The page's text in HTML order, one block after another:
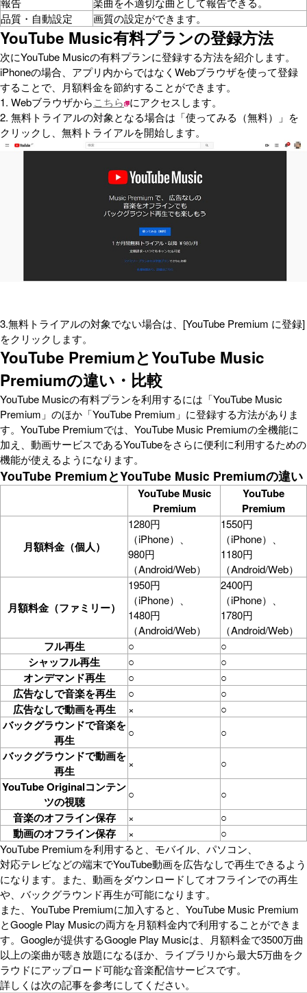
品質・自動設定
画質の設定ができます。
YouTube Music有料プランの登録方法
次にYouTube Musicの有料プランに登録する方法を紹介します。
iPhoneの場合、アプリ内からではなくWebブラウザを使って登録
することで、月額料金を節約することができます。
1. Webブラウザからこちら にアクセスします。
2. 無料トライアルの対象となる場合は「使ってみる（無料）」を
クリックし、無料トライアルを開始します。
3.無料トライアルの対象でない場合は、[YouTube Premium に登録]
をクリックします。
YouTube PremiumとYouTube Music
Premiumの違い・比較
YouTube Musicの有料プランを利用するには「YouTube Music
Premium」のほか「YouTube Premium」に登録する方法がありま
す。YouTube Premiumでは、YouTube Music Premiumの全機能に
加え、動画サービスであるYouTubeをさらに便利に利用するための
機能が使えるようになります。
YouTube PremiumとYouTube Music Premiumの違い
YouTube Music
Premium
YouTube
Premium
月額料金（個人）
1280円
（iPhone）、
980円
（Android/Web）
1550円
（iPhone）、
1180円
（Android/Web）
月額料金（ファミリー）
1950円
（iPhone）、
1480円
（Android/Web）
2400円
（iPhone）、
1780円
（Android/Web）
フル再生 ○ ○
シャッフル再生 ○ ○
オンデマンド再生 ○ ○
広告なしで音楽を再生 ○ ○
広告なしで動画を再生 × ○
バックグラウンドで音楽を
再生
○ ○
バックグラウンドで動画を
再生
× ○
YouTube Originalコンテン
ツの視聴
○ ○
音楽のオフライン保存 × ○
動画のオフライン保存 ×
○
Y⁠o⁠u⁠T⁠u⁠b⁠e⁠ ⁠Premiumを利用すると、⁠⁠⁠⁠⁠⁠⁠⁠⁠モ⁠バ⁠イ⁠ル⁠、パ⁠ソ⁠コ⁠ン⁠、
対⁠応⁠テ⁠レ⁠ビ⁠な⁠ど⁠の⁠⁠⁠端⁠末⁠でYouTube動画を広⁠告⁠な⁠し⁠で再生できるよう
になります。また、動画をダウンロードしてオフラインでの再生
や、バックグラウンド再生が可能になります。
また、YouTube Premiumに加入すると、YouTube Music Premium
とGoogle Play Musicの両方を月額料金内で利用することができま
す。Googleが提供するGoogle Play Musicは、月額料金で3500万曲
以上の楽曲が聴き放題になるほか、ライブラリから最大5万曲をク
ラウドにアップロード可能な音楽配信サービスです。
詳しくは次の記事を参考にしてください。